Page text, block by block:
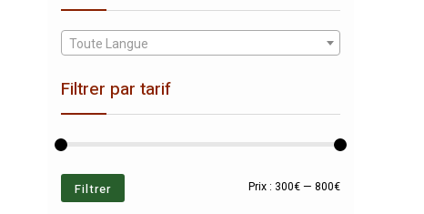
Toute Langue
Filtrer par tarif
Prix
Prix
Filtrer Prix : 300€ — 800€